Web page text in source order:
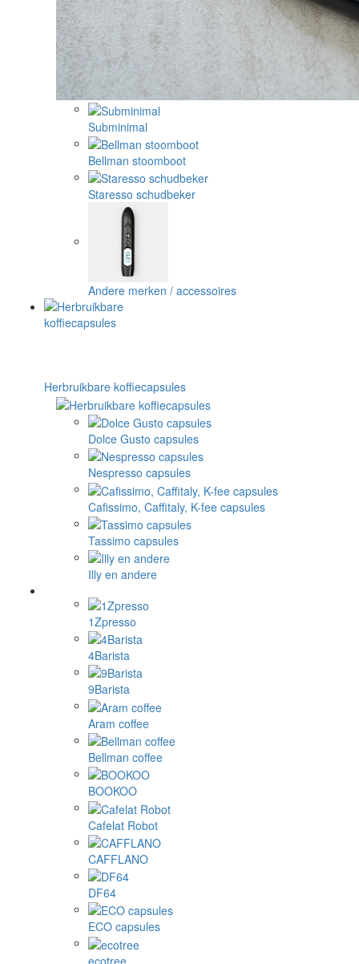
Subminimal
Bellman stoomboot
Staresso schudbeker
Andere merken / accessoires
Herbruikbare koffiecapsules
Dolce Gusto capsules
Nespresso capsules
Cafissimo, Caffitaly, K-fee capsules
Tassimo capsules
Illy en andere
1Zpresso
4Barista
9Barista
Aram coffee
Bellman coffee
BOOKOO
Cafelat Robot
CAFFLANO
DF64
ECO capsules
ecotree